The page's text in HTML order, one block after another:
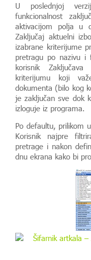
U poslednjoj
funkcionalnost
aktivacijom polja u
Zaključaj aktuelni
izabrane kriterijume
pretragu po nazivu
korisnik
kriterijumu koji
dokumenta (bilo kog
je zaključan sve dok
izloguje iz programa.
Po defaultu, prilikom
Korisnik najpre
pretrage i nakon
dnu ekrana kako bi